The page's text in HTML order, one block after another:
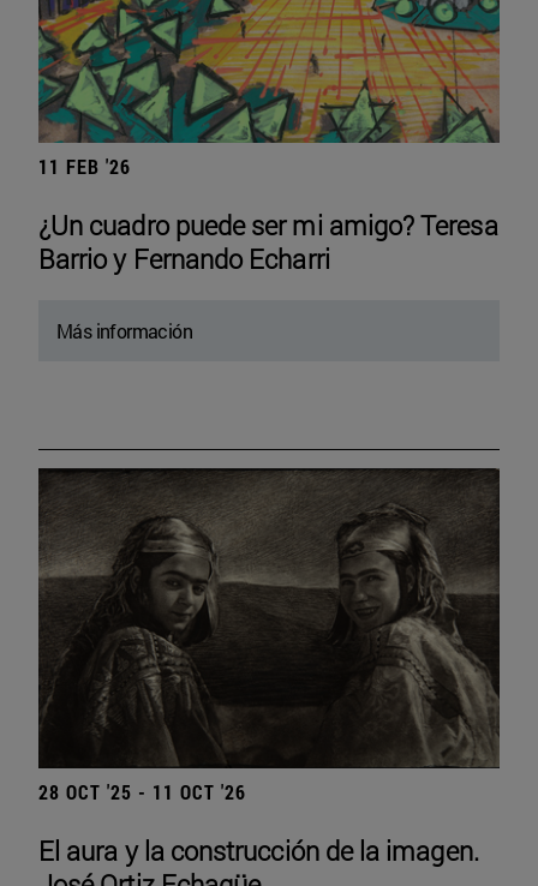
11 FEB '26
¿Un cuadro puede ser mi amigo? Teresa
Barrio y Fernando Echarri
Más información
28 OCT '25 - 11 OCT '26
El aura y la construcción de la imagen.